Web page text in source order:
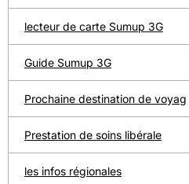
lecteur de carte Sumup 3G
Guide Sumup 3G
Prochaine destination de voyag
Prestation de soins libérale
les infos régionales